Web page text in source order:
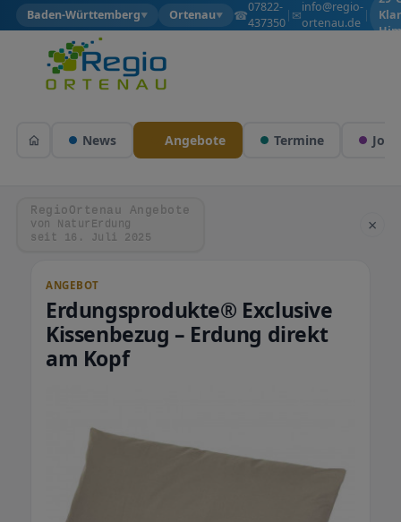
Baden-Württemberg▼ Ortenau▼ ☎07822-
437350
| ✉info@regio-
ortenau.de
|
News Angebote Termine Jobs
RegioOrtenau Angebote
von NaturErdung
seit 16. Juli 2025
×
ANGEBOT
Erdungsprodukte® Exclusive
Kissenbezug – Erdung direkt
am Kopf